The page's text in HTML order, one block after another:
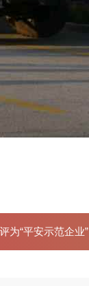
为“平安示范企业”